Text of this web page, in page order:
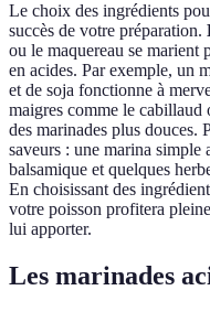
Le choix des ingrédients
succès de votre préparation.
ou le maquereau se marient
en acides. Par exemple, un
et de soja fonctionne à
maigres comme le cabillaud
des marinades plus douces.
saveurs : une marina
balsamique et quelques
En choisissant des
votre poisson profitera
lui apporter.
Les marinades